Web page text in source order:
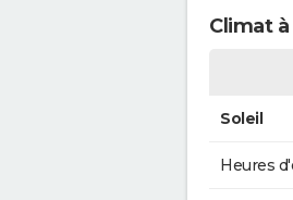
Climat
Soleil
Heures